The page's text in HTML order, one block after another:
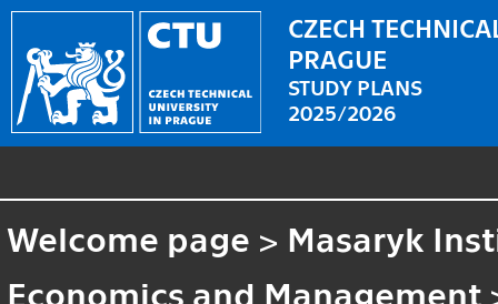
CZECH
PRAGUE
STUDY PLANS
2025/2026
Welcome page > Masaryk
Economics and Management